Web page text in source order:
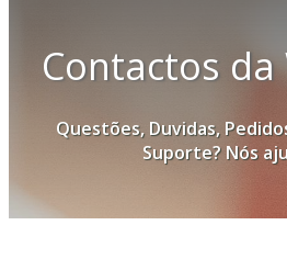
Contactos da
Questões, Duvidas,
Suporte? Nós